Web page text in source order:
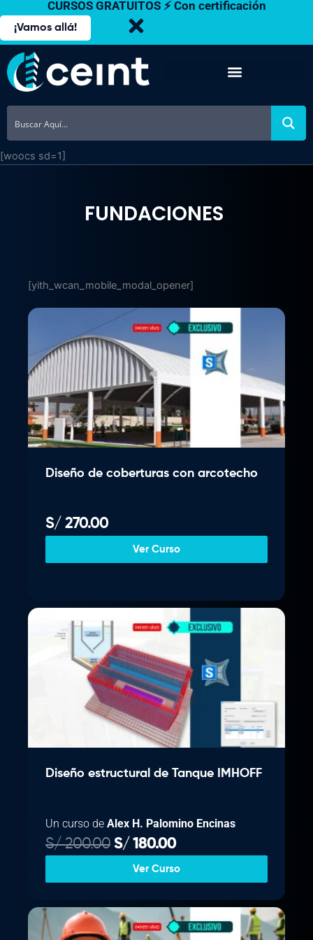
contenido
CURSOS GRATUITOS ⚡ Con certificación
¡Vamos allá!
[woocs sd=1]
FUNDACIONES
[yith_wcan_mobile_modal_opener]
Diseño de coberturas con arcotecho
S/ 270.00
Ver Curso
Diseño estructural de Tanque IMHOFF
Un curso de Alex H. Palomino Encinas
S/200.00 E
l
e
c
S/ 180.00E
l
p
e
c
Ver Curso